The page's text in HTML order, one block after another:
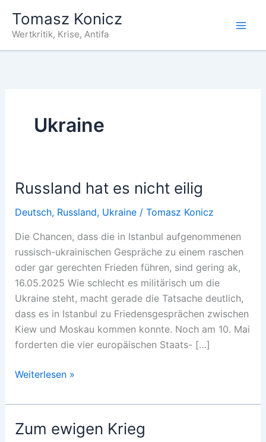
Inhalt
springen
Tomasz Konicz
Wertkritik, Krise, Antifa
Ukraine
Russland hat es nicht eilig
Deutsch, Russland, Ukraine/ Tomasz Konicz
Die Chancen, dass die in Istanbul aufgenommenen
russisch-ukrainischen Gespräche zu einem raschen
oder gar gerechten Frieden führen, sind gering ak,
16.05.2025 Wie schlecht es militärisch um die
Ukraine steht, macht gerade die Tatsache deutlich,
dass es in Istanbul zu Friedensgesprächen zwischen
Kiew und Moskau kommen konnte. Noch am 10. Mai
forderten die vier europäischen Staats- […]
Russland
es
nicht
eilig
Weiterlesen »
Zum ewigen Krieg